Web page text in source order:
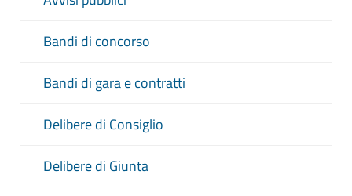
Bandi di concorso
Bandi di gara e contratti
Delibere di Consiglio
Delibere di Giunta